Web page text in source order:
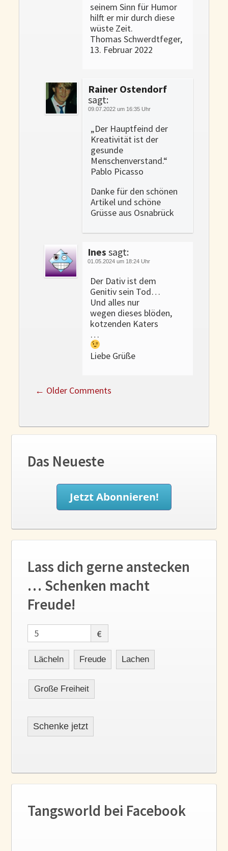
seinem Sinn für Humor
hilft er mir durch diese
wüste Zeit.
Thomas Schwerdtfeger,
13. Februar 2022
Rainer Ostendorf
sagt:
09.07.2022 um 16:35 Uhr
„Der Hauptfeind der
Kreativität ist der
gesunde
Menschenverstand.“
Pablo Picasso
Danke für den schönen
Artikel und schöne
Grüsse aus Osnabrück
Ines sagt:
01.05.2024 um 18:24 Uhr
Der Dativ ist dem
Genitiv sein Tod…
Und alles nur
wegen dieses blöden,
kotzenden Katers
…
Liebe Grüße
← Older Comments
Das Neueste
Lass dich gerne anstecken
… Schenken macht
Freude!
€
Lächeln Freude Lachen
Große Freiheit
Schenke jetzt
Tangsworld bei Facebook